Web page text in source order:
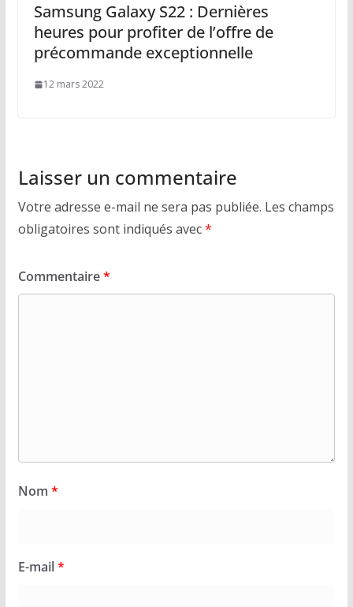
Samsung Galaxy S22 : Dernières
heures pour profiter de l’offre de
précommande exceptionnelle
12 mars 2022
Laisser un commentaire
Votre adresse e-mail ne sera pas publiée. Les champs
obligatoires sont indiqués avec*
Commentaire*
Nom *
E-mail*